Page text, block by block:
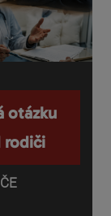
otázku
rodiči